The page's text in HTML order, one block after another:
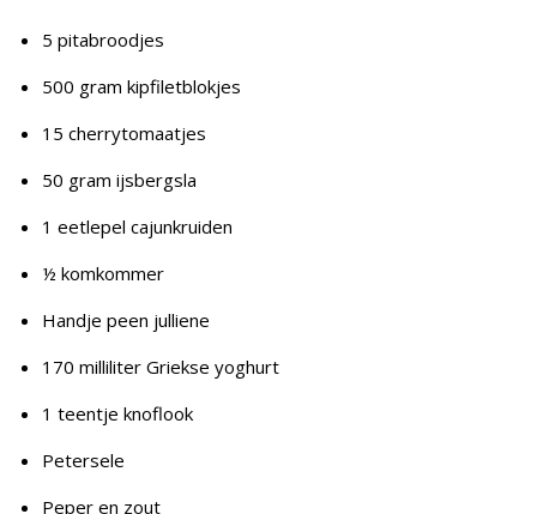
5 pitabroodjes
500 gram kipfiletblokjes
15 cherrytomaatjes
50 gram ijsbergsla
1 eetlepel cajunkruiden
½ komkommer
Handje peen julliene
170 milliliter Griekse yoghurt
1 teentje knoflook
Petersele
Peper en zout